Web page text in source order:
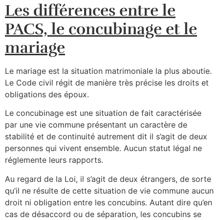
Les différences entre le
PACS, le concubinage et le
mariage
Le mariage est la situation matrimoniale la plus aboutie.
Le Code civil régit de manière très précise les droits et
obligations des époux.
Le concubinage est une situation de fait caractérisée
par une vie commune présentant un caractère de
stabilité et de continuité autrement dit il s’agit de deux
personnes qui vivent ensemble. Aucun statut légal ne
réglemente leurs rapports.
Au regard de la Loi, il s’agit de deux étrangers, de sorte
qu’il ne résulte de cette situation de vie commune aucun
droit ni obligation entre les concubins. Autant dire qu’en
cas de désaccord ou de séparation, les concubins se